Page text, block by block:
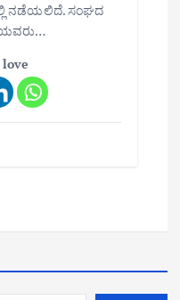
ನಡೆಯಲಿದೆ. ಸಂಘದ